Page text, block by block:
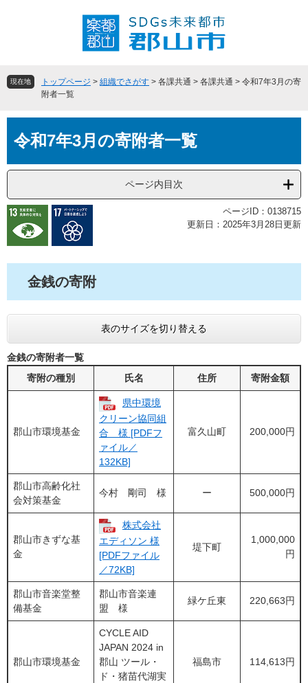
頭
飛
へ
現在地 トップページ > 組織でさがす > 各課共通 > 各課共通 > 令和7年3月の寄
附者一覧
文令和7年3月の寄附者一覧
ページ内目次
ページID：0138715
更新日：2025年3月28日更新
金銭の寄附
表のサイズを切り替える
金銭の寄附者一覧
寄附の種別
氏名 住所 寄附金額
郡山市環境基金
県中環境
クリーン協同組
合 様 [PDFフ
ァイル／
132KB]
富久山町 200,000円
郡山市高齢化社
会対策基金
今村 剛司 様 ー 500,000円
郡山市きずな基
金
株式会社
エディソン 様
[PDFファイル
／72KB]
堤下町
1,000,000
円
郡山市音楽堂整
備基金
郡山市音楽連
盟 様
緑ケ丘東 220,663円
郡山市環境基金
CYCLE AID
JAPAN 2024 in
郡山 ツール・
ド・猪苗代湖実
福島市 114,613円